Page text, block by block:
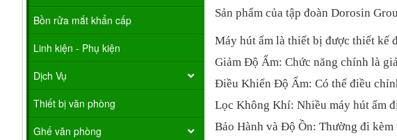
Sản phẩm của tập đoàn Dorosin
Máy hút ẩm là thiết bị được thiết kế
Giảm Độ Ẩm: Chức năng chính là
Điều Khiển Độ Ẩm: Có thể điều
Lọc Không Khí: Nhiều máy hút ẩm
Bảo Hành và Độ Ồn: Thường đi
Bồn rửa mắt khẩn cấp
Linh kiện - Phụ kiện
Dịch Vụ
Thiết bị văn phòng
Ghế văn phòng